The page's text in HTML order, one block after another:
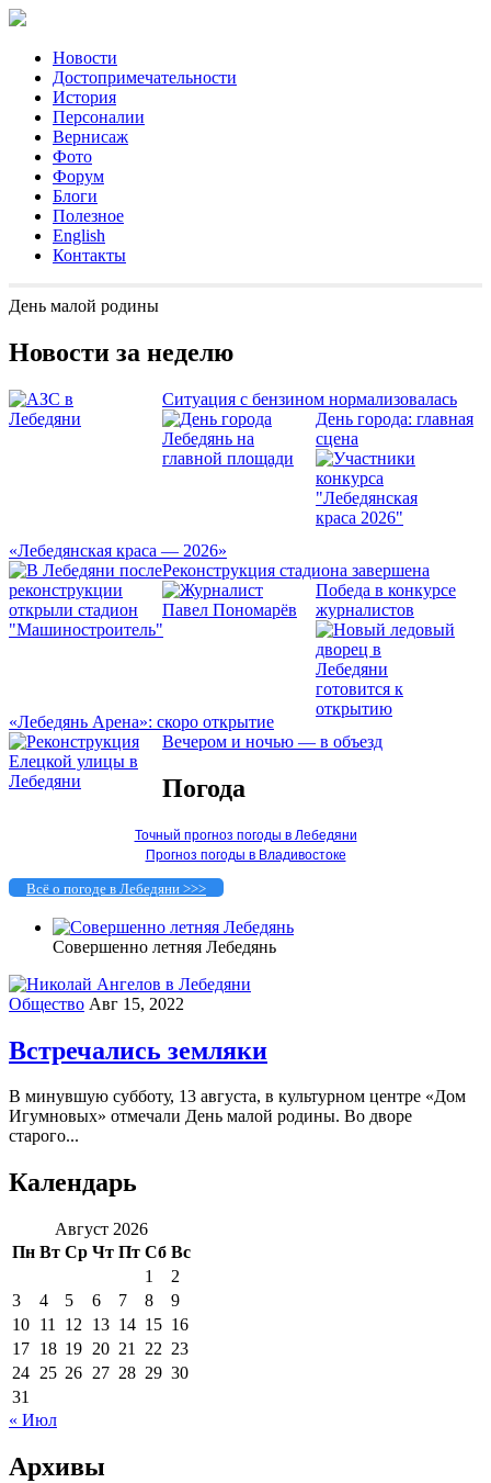
Новости
Достопримечательности
История
Персоналии
Вернисаж
Фото
Форум
Блоги
Полезное
English
Контакты
День малой родины
Новости за неделю
Ситуация с бензином нормализовалась
День города: главная
сцена
«Лебедянская краса — 2026»
Реконструкция стадиона завершена
Победа в конкурсе
журналистов
«Лебедянь Арена»: скоро открытие
Вечером и ночью — в объезд
Погода
Точный прогноз погоды в Лебедяни
Прогноз погоды в Владивостоке
Всё о погоде в Лебедяни >>>
Совершенно летняя Лебедянь
Общество Авг 15, 2022
Встречались земляки
В минувшую субботу, 13 августа, в культурном центре «Дом
Игумновых» отмечали День малой родины. Во дворе
старого...
Календарь
Август 2026
Пн Вт Ср Чт Пт Сб Вс
1
2
3
4 5 6 7 8
9
10 11 12 13 14 15 16
17 18 19 20 21 22 23
24 25 26 27 28 29 30
31
« Июл
Архивы